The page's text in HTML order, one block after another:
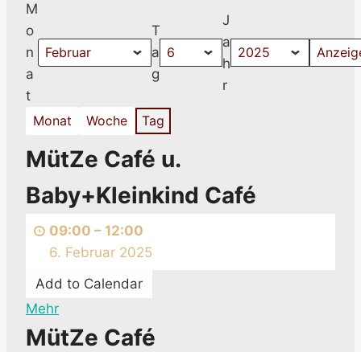
M
o
n
a
t
T
a
g
J
a
h
r
Monat Woche
Tag
MütZe
u.
Café
MütZe Café u.
Baby+Kleinkind Café
09:00 – 12:00
6. Februar 2025
Add to Calendar
Mehr
MütZe
MütZe
MütZe Café